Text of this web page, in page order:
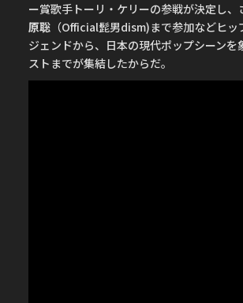
ー賞歌手トーリ・ケリーの参戦が決定し
原聡（Official髭男dism)まで参加などヒッ
ジェンドから、日本の現代ポップシーンを
ストまでが集結したからだ。